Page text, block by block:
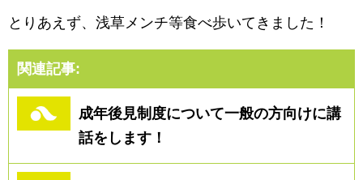
とりあえず、浅草メンチ等食べ歩いてきました！
関連記事:
成年後見制度について一般の方向けに講
話をします！